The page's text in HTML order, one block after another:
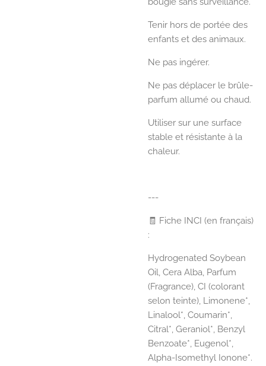
Tenir hors de portée des
enfants et des animaux.
Ne pas ingérer.
Ne pas déplacer le brûle-
parfum allumé ou chaud.
Utiliser sur une surface
stable et résistante à la
chaleur.
---
🧾 Fiche INCI (en français)
:
Hydrogenated Soybean
Oil, Cera Alba, Parfum
(Fragrance), CI (colorant
selon teinte), Limonene*,
Linalool*, Coumarin*,
Citral*, Geraniol*, Benzyl
Benzoate*, Eugenol*,
Alpha-Isomethyl Ionone*.